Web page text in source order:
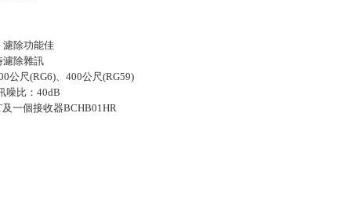
除功能佳
除雜訊
公尺(RG6)、400公尺(RG59)
噪比：40dB
一個接收器BCHB01HR